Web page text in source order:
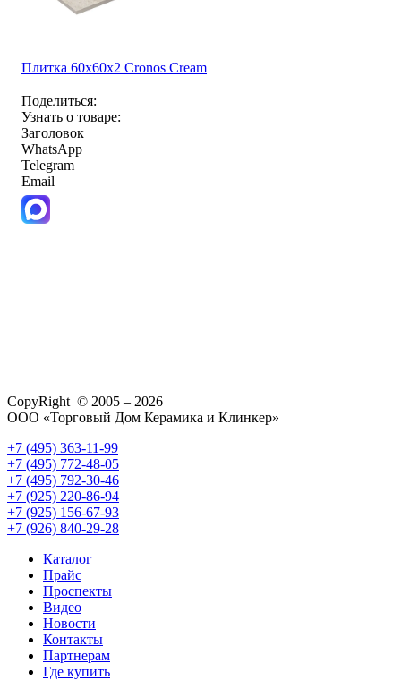
Плитка 60x60x2 Cronos Cream
Поделиться:
Узнать о товаре:
Заголовок
WhatsApp
Telegram
Email
CopyRight © 2005 – 2026
ООО «Торговый Дом Керамика и Клинкер»
+7 (495) 363-11-99
+7 (495) 772-48-05
+7 (495) 792-30-46
+7 (925) 220-86-94
+7 (925) 156-67-93
+7 (926) 840-29-28
Каталог
Прайс
Проспекты
Видео
Новости
Контакты
Партнерам
Где купить